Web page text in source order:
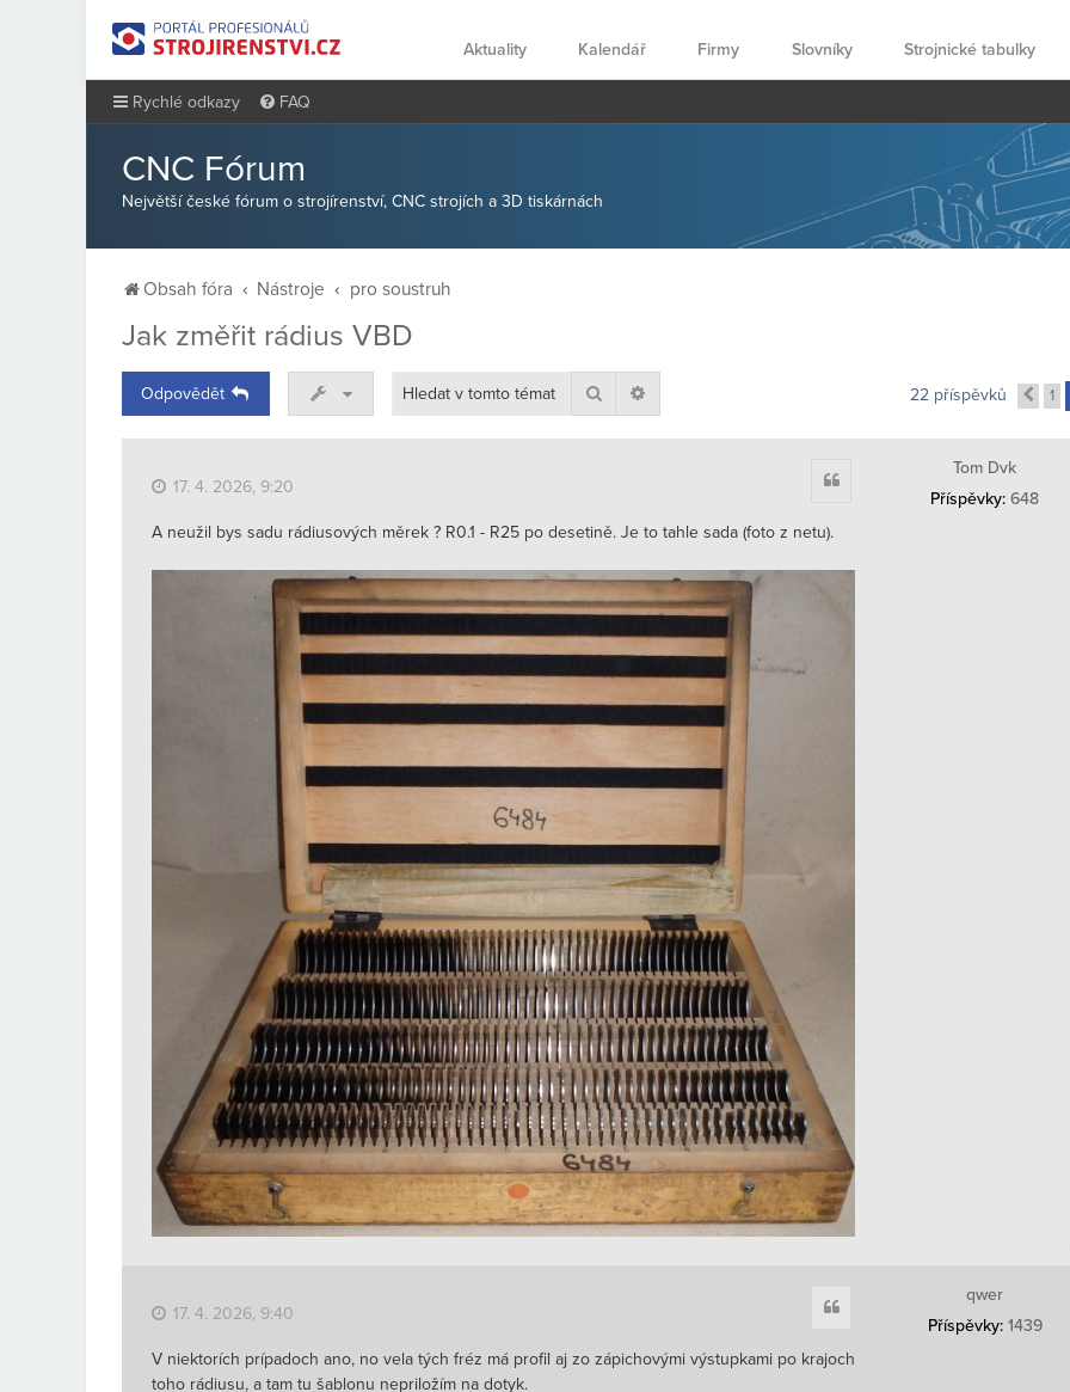
Aktuality Kalendář Firmy Slovníky Strojnické tabulky
Rychlé odkazy FAQ
CNC Fórum
Největší české fórum o strojírenství, CNC strojích a 3D tiskárnách
Obsah fóra Nástroje pro soustruh
Jak změřit rádius VBD
Odpovědět Hledat 22 příspěvků 1
Tom Dvk
Příspěvky: 648
17. 4. 2026, 9:20
A neužil bys sadu rádiusových měrek ? R0.1 - R25 po desetině. Je to tahle sada (foto z netu).
qwer
Příspěvky: 1439
17. 4. 2026, 9:40
V niektorích prípadoch ano, no vela tých fréz má profil aj zo zápichovými výstupkami po krajoch
toho rádiusu, a tam tu šablonu nepriložím na dotyk.